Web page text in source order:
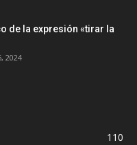
de la expresión «tirar la
2024
110